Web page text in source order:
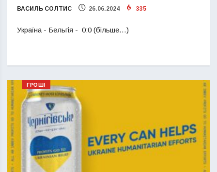
ВАСИЛЬ СОЛТИС 26.06.2024 335
Україна - Бельгія - 0:0 (більше…)
ГРОШІ